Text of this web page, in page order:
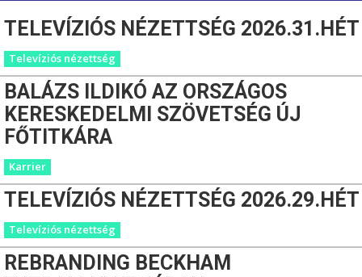
TELEVÍZIÓS NÉZETTSÉG 2026.31.HÉT
Televíziós nézettség
BALÁZS ILDIKÓ AZ ORSZÁGOS
KERESKEDELMI SZÖVETSÉG ÚJ
FŐTITKÁRA
Karrier
TELEVÍZIÓS NÉZETTSÉG 2026.29.HÉT
Televíziós nézettség
REBRANDING BECKHAM